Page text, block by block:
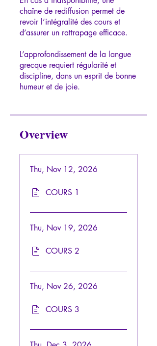
chaîne de rediffusion permet de
revoir l’intégralité des cours et
d’assurer un rattrapage efficace.
L’approfondissement de la langue
grecque requiert régularité et
discipline, dans un esprit de bonne
humeur et de joie.
Overview
Thu, Nov 12, 2026
COURS 1
Thu, Nov 19, 2026
COURS 2
Thu, Nov 26, 2026
COURS 3